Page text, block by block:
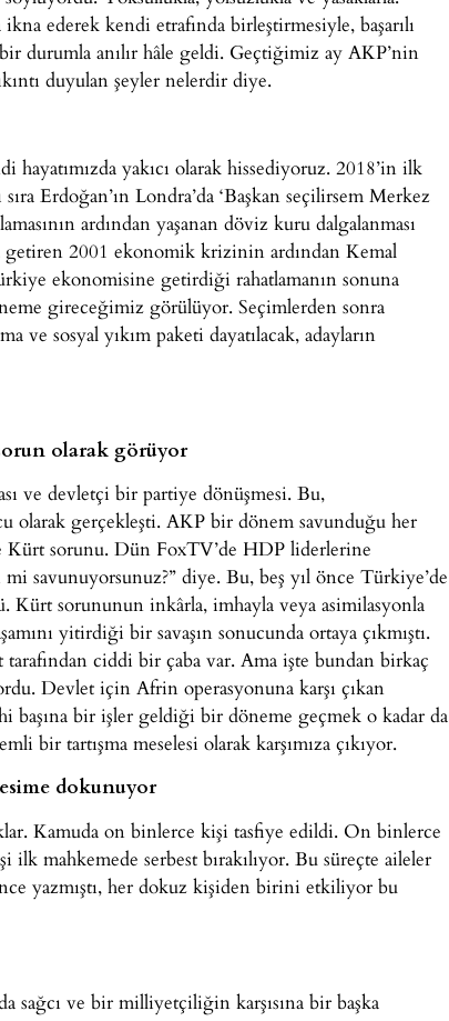
ederek kendi etrafında birleştirmesiyle, başarılı
durumla anılır hâle geldi. Geçtiğimiz ay AKP’nin
duyulan şeyler nelerdir diye.
yakıcı olarak hissediyoruz. 2018’in ilk
Erdoğan’ın Londra’da ‘Başkan seçilirsem Merkez
ardından yaşanan döviz kuru dalgalanması
getiren 2001 ekonomik krizinin ardından Kemal
ekonomisine getirdiği rahatlamanın sonuna
gireceğimiz görülüyor. Seçimlerden sonra
ve sosyal yıkım paketi dayatılacak, adayların
olarak görüyor
ve devletçi bir partiye dönüşmesi. Bu,
gerçekleşti. AKP bir dönem savunduğu her
Kürt sorunu. Dün FoxTV’de HDP liderlerine
savunuyorsunuz?” diye. Bu, beş yıl önce Türkiye’de
Kürt sorununun inkârla, imhayla veya asimilasyonla
yitirdiği bir savaşın sonucunda ortaya çıkmıştı.
ciddi bir çaba var. Ama işte bundan birkaç
Devlet için Afrin operasyonuna karşı çıkan
başına bir işler geldiği bir döneme geçmek o kadar da
bir tartışma meselesi olarak karşımıza çıkıyor.
dokunuyor
Kamuda on binlerce kişi tasfiye edildi. On binlerce
mahkemede serbest bırakılıyor. Bu süreçte aileler
yazmıştı, her dokuz kişiden birini etkiliyor bu
sağcı ve bir milliyetçiliğin karşısına bir başka